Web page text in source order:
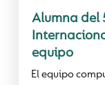
Alumna del
equipo
El equipo